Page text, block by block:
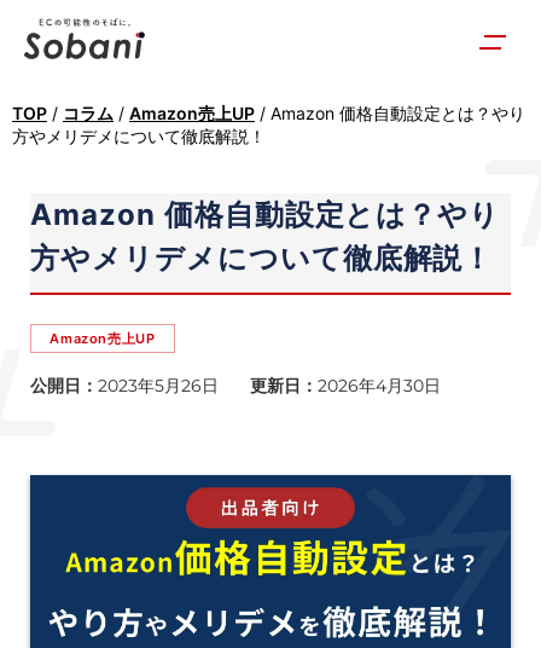
TOP / コラム / Amazon売上UP / Amazon 価格自動設定とは？やり
方やメリデメについて徹底解説！
Amazon 価格自動設定とは？やり
方やメリデメについて徹底解説！
Amazon売上UP
公開日： 2023年5月26日 更新日： 2026年4月30日